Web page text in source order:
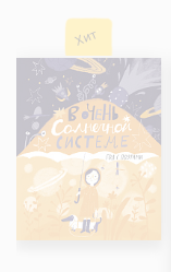
Хит